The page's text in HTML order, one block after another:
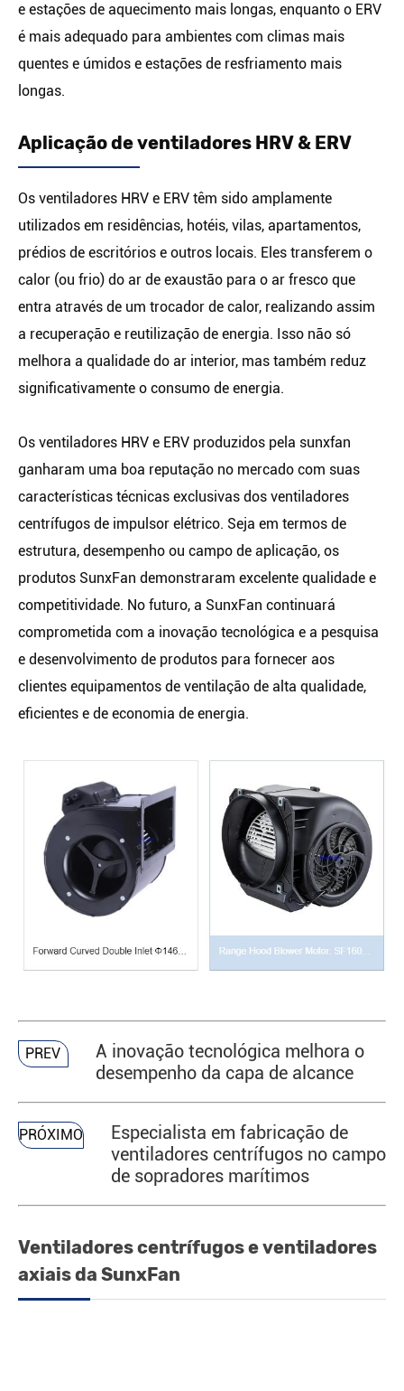
e estações de aquecimento mais longas, enquanto o ERV
é mais adequado para ambientes com climas mais
quentes e úmidos e estações de resfriamento mais
longas.
Aplicação de ventiladores HRV & ERV
Os ventiladores HRV e ERV têm sido amplamente
utilizados em residências, hotéis, vilas, apartamentos,
prédios de escritórios e outros locais. Eles transferem o
calor (ou frio) do ar de exaustão para o ar fresco que
entra através de um trocador de calor, realizando assim
a recuperação e reutilização de energia. Isso não só
melhora a qualidade do ar interior, mas também reduz
significativamente o consumo de energia.
Os ventiladores HRV e ERV produzidos pela sunxfan
ganharam uma boa reputação no mercado com suas
características técnicas exclusivas dos ventiladores
centrífugos de impulsor elétrico. Seja em termos de
estrutura, desempenho ou campo de aplicação, os
produtos SunxFan demonstraram excelente qualidade e
competitividade. No futuro, a SunxFan continuará
comprometida com a inovação tecnológica e a pesquisa
e desenvolvimento de produtos para fornecer aos
clientes equipamentos de ventilação de alta qualidade,
eficientes e de economia de energia.
PREV
A inovação tecnológica melhora o
desempenho da capa de alcance
PRÓXIMO
Especialista em fabricação de
ventiladores centrífugos no campo
de sopradores marítimos
Ventiladores centrífugos e ventiladores
axiais da SunxFan